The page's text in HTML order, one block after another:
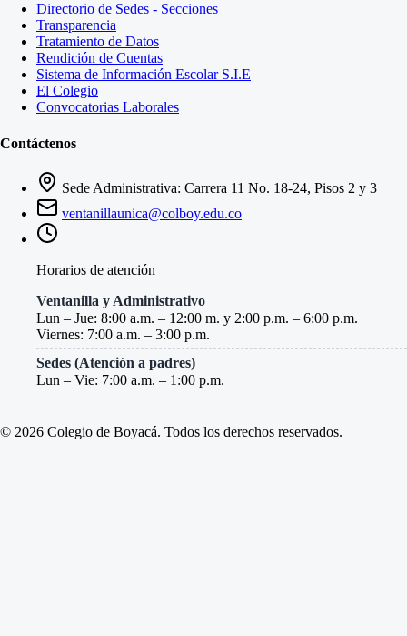
Directorio de Sedes - Secciones
Transparencia
Tratamiento de Datos
Rendición de Cuentas
Sistema de Información Escolar S.I.E
El Colegio
Convocatorias Laborales
Contáctenos
Sede Administrativa: Carrera 11 No. 18-24, Pisos 2 y 3
ventanillaunica@colboy.edu.co
Horarios de atención
Ventanilla y Administrativo
Lun – Jue: 8:00 a.m. – 12:00 m. y 2:00 p.m. – 6:00 p.m.
Viernes: 7:00 a.m. – 3:00 p.m.
Sedes (Atención a padres)
Lun – Vie: 7:00 a.m. – 1:00 p.m.
© 2026 Colegio de Boyacá. Todos los derechos reservados.